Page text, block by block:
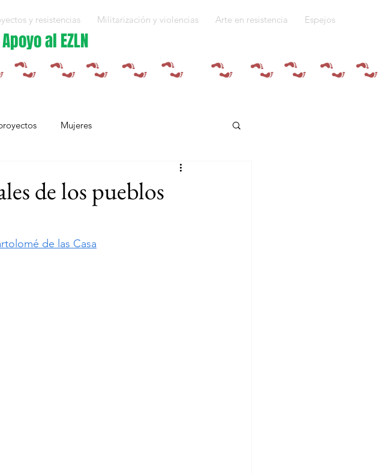
y resistencias Militarización y violencias Arte en resistencia Espejos
al EZLN
Mujeres
Quiénes somos
de los pueblos
de las Casa